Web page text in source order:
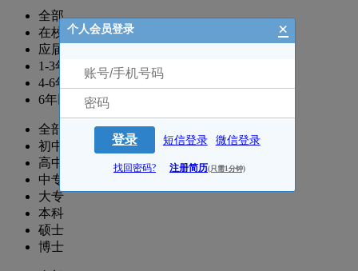
全部
在校生
应届生
1-3年
4-6年
6年以上
全部
初中
高中
中专
大专
本科
硕士
博士
个人会员登录 ×
登录 短信登录 微信登录
找回密码? 注册简历(只需1分钟)